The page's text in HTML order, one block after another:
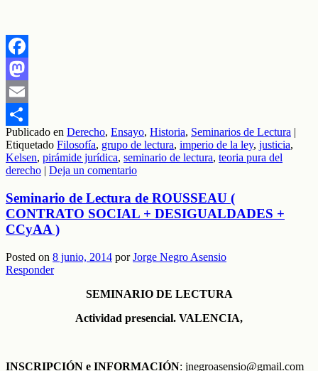
Facebook
Mastodon
Email
Compartir
Publicado en Derecho, Ensayo, Historia, Seminarios de Lectura |
Etiquetado Filosofía, grupo de lectura, imperio de la ley, justicia,
Kelsen, pirámide jurídica, seminario de lectura, teoria pura del
derecho | Deja un comentario
Seminario de Lectura de ROUSSEAU (
CONTRATO SOCIAL + DESIGUALDADES +
CCyAA )
Posted on 8 junio, 2014 porJorge Negro Asensio
Responder
SEMINARIO DE LECTURA
Actividad presencial. VALENCIA,
INSCRIPCIÓN e INFORMACIÓN: jnegroasensio@gmail.com